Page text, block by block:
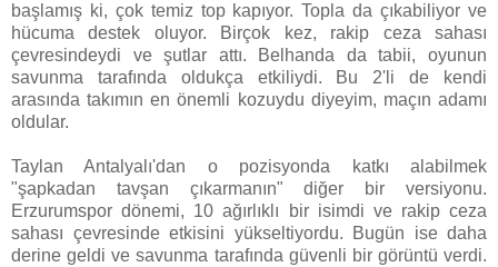
başlamış ki, çok temiz top kapıyor. Topla da çıkabiliyor ve
hücuma destek oluyor. Birçok kez, rakip ceza sahası
çevresindeydi ve şutlar attı. Belhanda da tabii, oyunun
savunma tarafında oldukça etkiliydi. Bu 2'li de kendi
arasında takımın en önemli kozuydu diyeyim, maçın adamı
oldular.
Taylan Antalyalı'dan o pozisyonda katkı alabilmek
"şapkadan tavşan çıkarmanın" diğer bir versiyonu.
Erzurumspor dönemi, 10 ağırlıklı bir isimdi ve rakip ceza
sahası çevresinde etkisini yükseltiyordu. Bugün ise daha
derine geldi ve savunma tarafında güvenli bir görüntü verdi.